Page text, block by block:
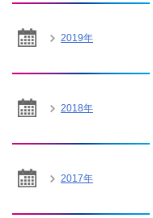
2019年
2018年
2017年